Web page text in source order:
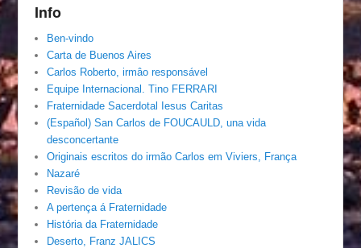
Info
Ben-vindo
Carta de Buenos Aires
Carlos Roberto, irmâo responsável
Equipe Internacional. Tino FERRARI
Fraternidade Sacerdotal Iesus Caritas
(Español) San Carlos de FOUCAULD, una vida
desconcertante
Originais escritos do irmão Carlos em Viviers, França
Nazaré
Revisão de vida
A pertença á Fraternidade
História da Fraternidade
Deserto, Franz JALICS